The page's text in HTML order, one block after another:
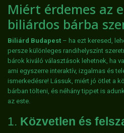
Miért érdemes az
biliárdos bárba
Biliárd Budapest – ha ezt keresed,
persze különleges randihelyszínt
bárok kiváló választások lehetnek, ha
ami egyszerre interaktív, izgalmas és
ismerkedésre! Lássuk, miért jó ötlet a
bárban tölteni, és néhány tippet is
az este.
1. Közvetlen és